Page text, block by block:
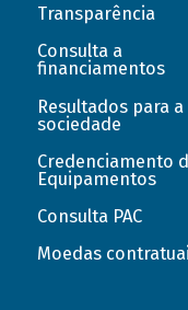
Transparência
Consulta a
financiamentos
Resultados para a
sociedade
Credenciamento
Equipamentos
Consulta PAC
Moedas